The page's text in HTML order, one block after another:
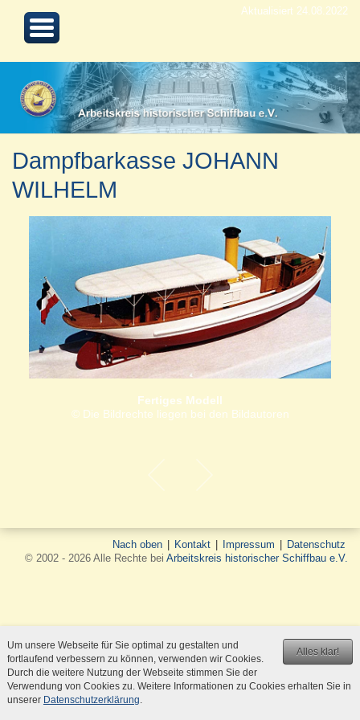
Aktualisiert 24.08.2022
Dampfbarkasse JOHANN
WILHELM
Fertiges Modell
© Die Bildrechte liegen bei den Bildautoren
Nach oben Kontakt Impressum
Datenschutz
© 2002 - 2026 Alle Rechte bei Arbeitskreis historischer Schiffbau e.V.
Alles klar!
Um unsere Webseite für Sie optimal zu gestalten und
fortlaufend verbessern zu können, verwenden wir Cookies.
Durch die weitere Nutzung der Webseite stimmen Sie der
Verwendung von Cookies zu. Weitere Informationen zu Cookies erhalten Sie in
unserer Datenschutzerklärung